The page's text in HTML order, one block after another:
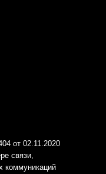
от 02.11.2020
связи,
коммуникаций